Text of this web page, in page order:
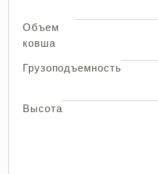
Объем
ковша
Грузоподъемность
Высота